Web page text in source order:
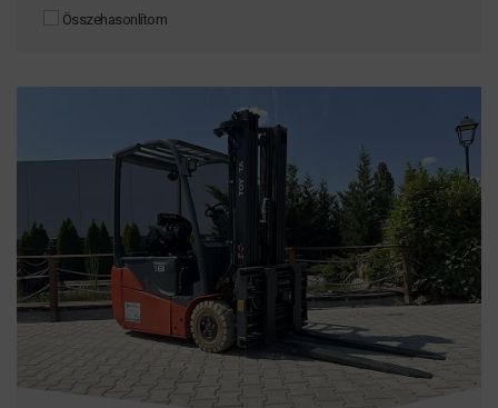
Összehasonlítom